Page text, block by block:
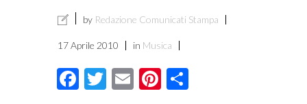
by Redazione Comunicati Stampa
17 Aprile 2010 in Musica
Facebook
Twitter
EmailPinterest